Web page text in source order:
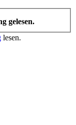
gelesen.
lesen.